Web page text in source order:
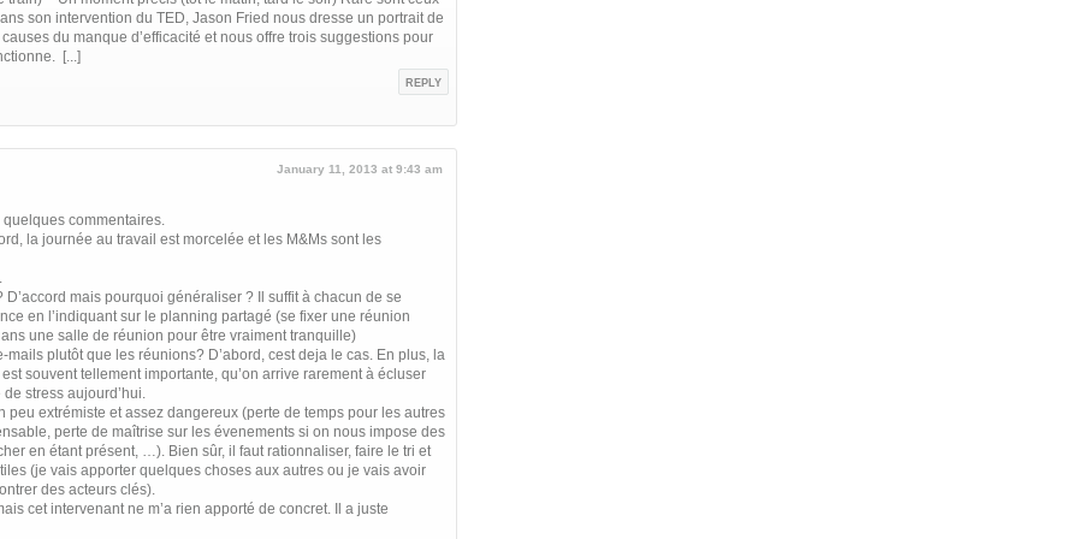
son intervention du TED, Jason Fried nous dresse un portrait de
du manque d’efficacité et nous offre trois suggestions pour
[...]
REPLY
January 11, 2013 at 9:43 am
commentaires.
la journée au travail est morcelée et les M&Ms sont les
mais pourquoi généraliser ? Il suffit à chacun de se
en l’indiquant sur le planning partagé (se fixer une réunion
une salle de réunion pour être vraiment tranquille)
mails plutôt que les réunions? D’abord, cest deja le cas. En plus, la
souvent tellement importante, qu’on arrive rarement à écluser
stress aujourd’hui.
peu extrémiste et assez dangereux (perte de temps pour les autres
perte de maîtrise sur les évenements si on nous impose des
en étant présent, …). Bien sûr, il faut rationnaliser, faire le tri et
(je vais apporter quelques choses aux autres ou je vais avoir
des acteurs clés).
cet intervenant ne m’a rien apporté de concret. Il a juste